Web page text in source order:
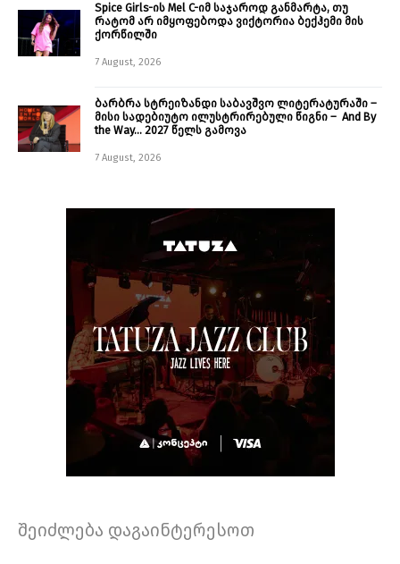
Spice Girls-ის Mel C-იმ საჯაროდ განმარტა, თუ
რატომ არ იმყოფებოდა ვიქტორია ბექჰემი მის
ქორწილში
7 August, 2026
ბარბრა სტრეიზანდი საბავშვო ლიტერატურაში –
მისი სადებიუტო ილუსტრირებული წიგნი – And By
the Way… 2027 წელს გამოვა
7 August, 2026
შეიძლება დაგაინტერესოთ